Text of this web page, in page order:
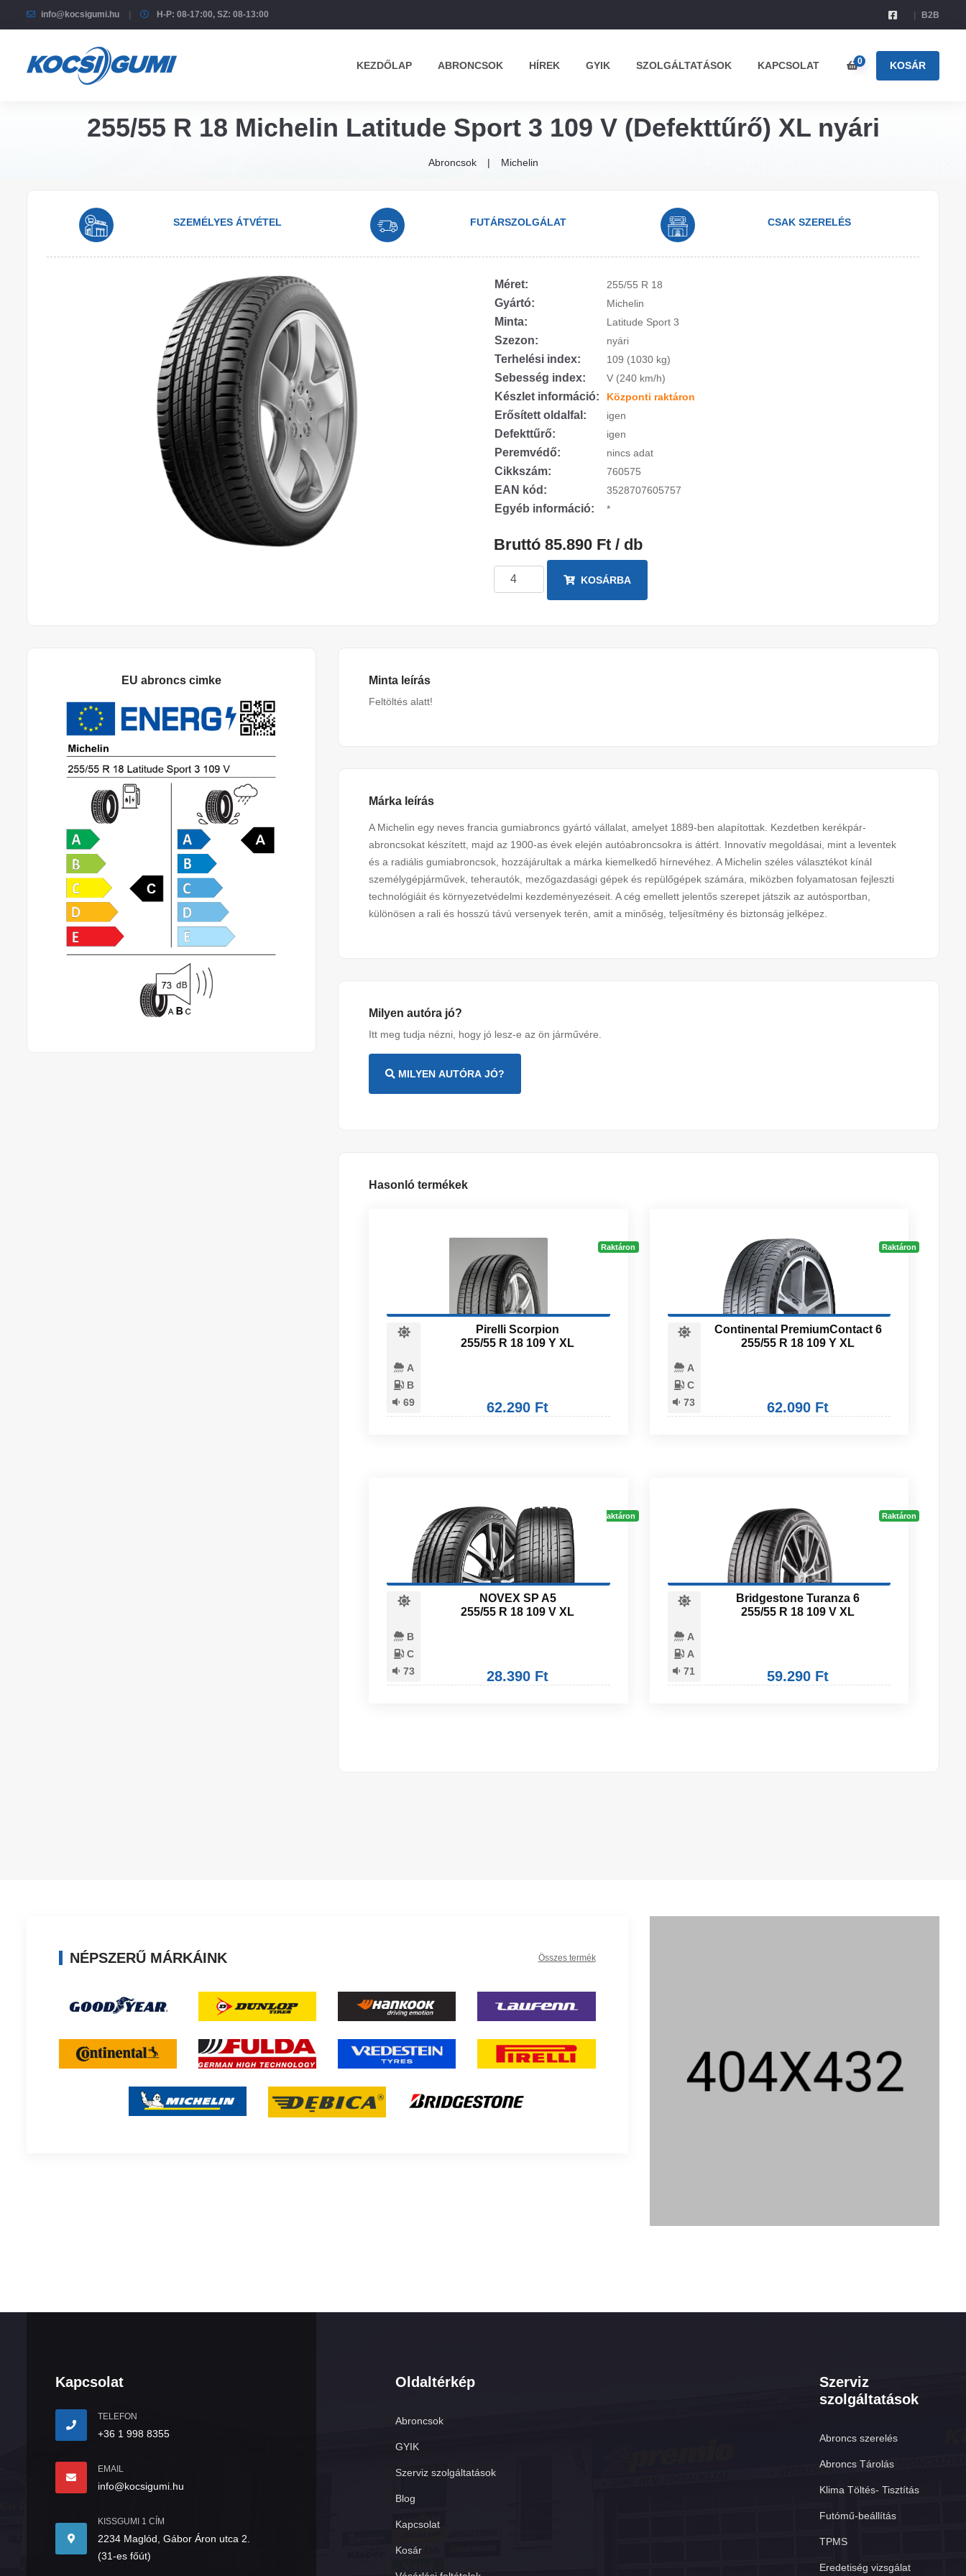
info@kocsigumi.hu H-P: 08-17:00, SZ: 08-13:00 B2B
KEZDŐLAP ABRONCSOK HÍREK GYIK SZOLGÁLTATÁSOK KAPCSOLAT 0 KOSÁR
255/55 R 18 Michelin Latitude Sport 3 109 V (Defekttűrő) XL nyári
Abroncsok Michelin
SZEMÉLYES ÁTVÉTEL FUTÁRSZOLGÁLAT CSAK SZERELÉS
Méret: 255/55 R 18
Gyártó: Michelin
Minta: Latitude Sport 3
Szezon: nyári
Terhelési index: 109 (1030 kg)
Sebesség index: V (240 km/h)
Készlet információ: Központi raktáron
Erősített oldalfal: igen
Defekttűrő: igen
Peremvédő: nincs adat
Cikkszám: 760575
EAN kód: 3528707605757
Egyéb információ: *
Bruttó 85.890 Ft / db
KOSÁRBA
EU abroncs cimke Minta leírás
Feltöltés alatt!
Márka leírás
A Michelin egy neves francia gumiabroncs gyártó vállalat, amelyet 1889-ben alapítottak. Kezdetben kerékpár-
abroncsokat készített, majd az 1900-as évek elején autóabroncsokra is áttért. Innovatív megoldásai, mint a leventek
és a radiális gumiabroncsok, hozzájárultak a márka kiemelkedő hírnevéhez. A Michelin széles választékot kínál
személygépjárművek, teherautók, mezőgazdasági gépek és repülőgépek számára, miközben folyamatosan fejleszti
technológiáit és környezetvédelmi kezdeményezéseit. A cég emellett jelentős szerepet játszik az autósportban,
különösen a rali és hosszú távú versenyek terén, amit a minőség, teljesítmény és biztonság jelképez.
Milyen autóra jó?
Itt meg tudja nézni, hogy jó lesz-e az ön járművére.
MILYEN AUTÓRA JÓ?
Hasonló termékek
Raktáron
A
B
69
Pirelli Scorpion
255/55 R 18 109 Y XL
62.290 Ft
Raktáron
A
C
73
Continental PremiumContact 6
255/55 R 18 109 Y XL
62.090 Ft
Raktáron
B
C
73
NOVEX SP A5
255/55 R 18 109 V XL
28.390 Ft
Raktáron
A
A
71
Bridgestone Turanza 6
255/55 R 18 109 V XL
59.290 Ft
NÉPSZERŰ MÁRKÁINK Összes termék
Kapcsolat
TELEFON
+36 1 998 8355
EMAIL
info@kocsigumi.hu
KISSGUMI 1 CÍM
2234 Maglód, Gábor Áron utca 2.
(31-es főút)
Oldaltérkép
Abroncsok
GYIK
Szerviz szolgáltatások
Blog
Kapcsolat
Kosár
Szerviz
szolgáltatások
Abroncs szerelés
Abroncs Tárolás
Klima Töltés- Tisztítás
Futómű-beállítás
TPMS
Eredetiség vizsgálat